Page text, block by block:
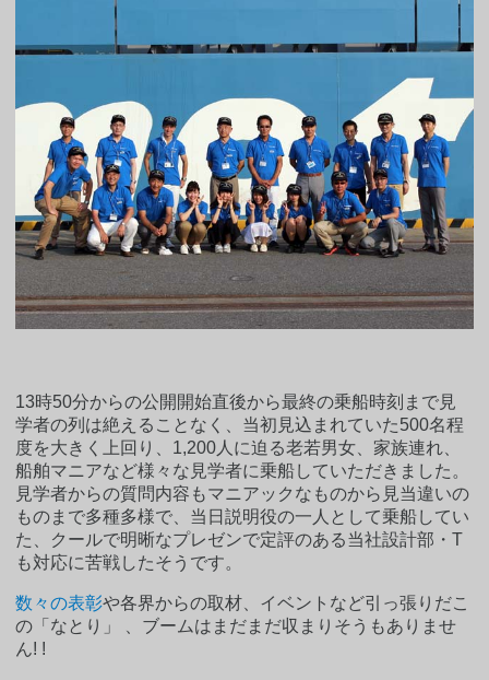
13時50分からの公開開始直後から最終の乗船時刻まで見
学者の列は絶えることなく、当初見込まれていた500名程
度を大きく上回り、1,200人に迫る老若男女、家族連れ、
船舶マニアなど様々な見学者に乗船していただきました。
見学者からの質問内容もマニアックなものから見当違いの
ものまで多種多様で、当日説明役の一人として乗船してい
た、クールで明晰なプレゼンで定評のある当社設計部・T
も対応に苦戦したそうです。
数々の表彰や各界からの取材、イベントなど引っ張りだこ
の「なとり」 、ブームはまだまだ収まりそうもありませ
ん! !